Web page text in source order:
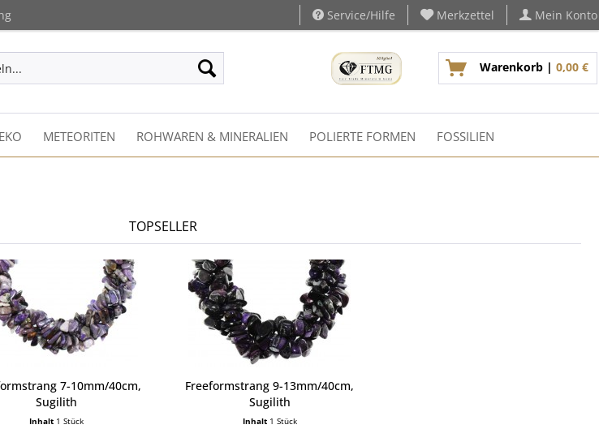
Service/Hilfe Merkzettel Mein Konto
Warenkorb | 0,00 €
METEORITEN ROHWAREN & MINERALIEN POLIERTE FORMEN FOSSILIEN
TOPSELLER
7-10mm/40cm,
Sugilith
Inhalt 1 Stück
Freeformstrang 9-13mm/40cm,
Sugilith
Inhalt 1 Stück